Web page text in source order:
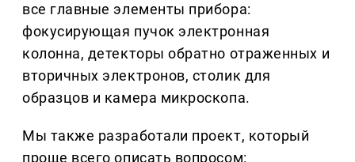
все главные элементы прибора:
фокусирующая пучок электронная
колонна, детекторы обратно отраженных и
вторичных электронов, столик для
образцов и камера микроскопа.
Мы также разработали проект, который
проще всего описать вопросом: